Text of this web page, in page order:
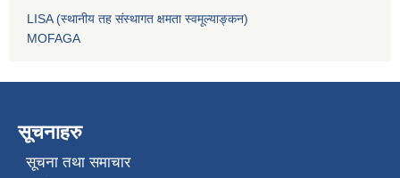
LISA (स्थानीय तह संस्थागत क्षमता स्वमूल्याङ्कन)
MOFAGA
सूचनाहरु
सूचना तथा समाचार